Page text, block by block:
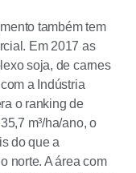
também tem
Em 2017 as
soja, de carnes
a Indústria
o ranking de
m³/ha/ano, o
do que a
norte. A área com